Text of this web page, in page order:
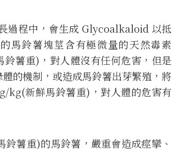
過程中，會生成 Glycoalkaloid 以抵
馬鈴薯塊莖含有極微量的天然毒素
薯重)，對人體沒有任何危害，但是
的機制，或造成馬鈴薯出芽繁殖，將
kg(新鮮馬鈴薯重)，對人體的危害有
薯重)的馬鈴薯，嚴重會造成痙攣、